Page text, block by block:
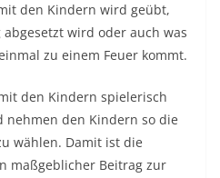
den Kindern wird geübt,
wird oder auch was
zu einem Feuer kommt.
den Kindern spielerisch
nehmen den Kindern so die
wählen. Damit ist die
maßgeblicher Beitrag zur